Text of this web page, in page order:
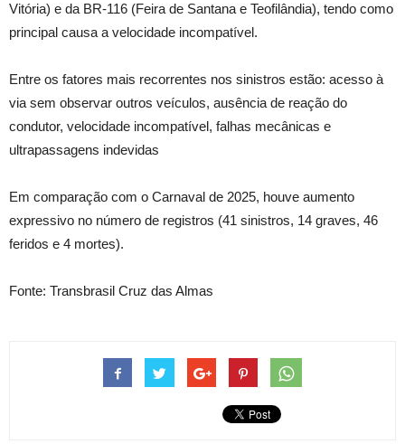
Vitória) e da BR-116 (Feira de Santana e Teofilândia), tendo como
principal causa a velocidade incompatível.
Entre os fatores mais recorrentes nos sinistros estão: acesso à
via sem observar outros veículos, ausência de reação do
condutor, velocidade incompatível, falhas mecânicas e
ultrapassagens indevidas
Em comparação com o Carnaval de 2025, houve aumento
expressivo no número de registros (41 sinistros, 14 graves, 46
feridos e 4 mortes).
Fonte: Transbrasil Cruz das Almas